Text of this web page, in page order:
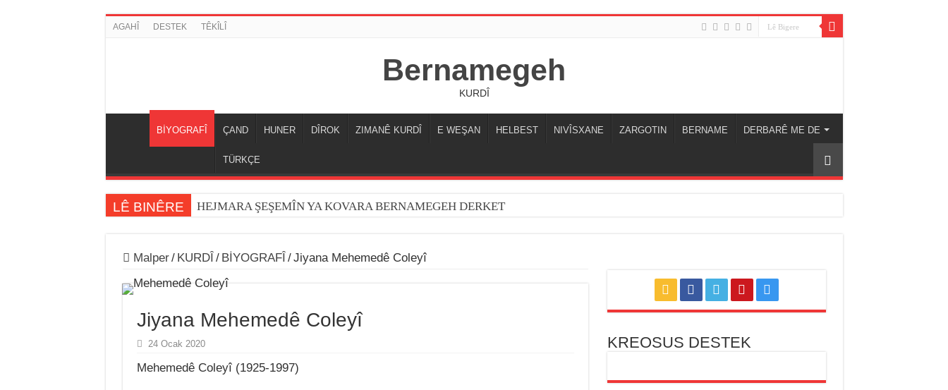
AGAHÎ DESTEK TÊKÎLÎ
Bernamegeh
KURDÎ
BİYOGRAFÎ ÇAND HUNER DÎROK ZIMANÊ KURDÎ E WEŞAN HELBEST NIVÎSXANE ZARGOTIN BERNAME DERBARÊ ME DE
TÜRKÇE
LÊ BINÊRE HEJMARA ŞEŞEMÎN YA KOVARA BERNAMEGEH DERKET
Malper/ KURDÎ / BİYOGRAFÎ /Jiyana Mehemedê Coleyî
Jiyana Mehemedê Coleyî
24 Ocak 2020
Mehemedê Coleyî (1925-1997)
KREOSUS DESTEK